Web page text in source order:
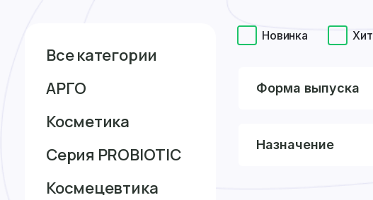
Все категории
АРГО
Косметика
Серия PROBIOTIC
Космецевтика
Форма выпуска
Назначение
Новинка Хит